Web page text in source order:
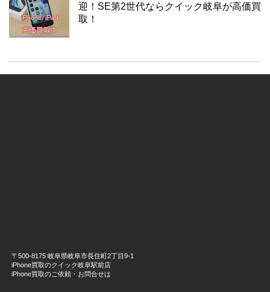
迎！SE第2世代ならクイック岐阜が高価買
取！
〒500-8175 岐阜県岐阜市長住町2丁目9-1
iPhone買取のクイック岐阜駅前店
iPhone買取のご依頼・お問合せは